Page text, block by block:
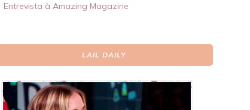
Entrevista à Amazing Magazine
LAIL DAILY